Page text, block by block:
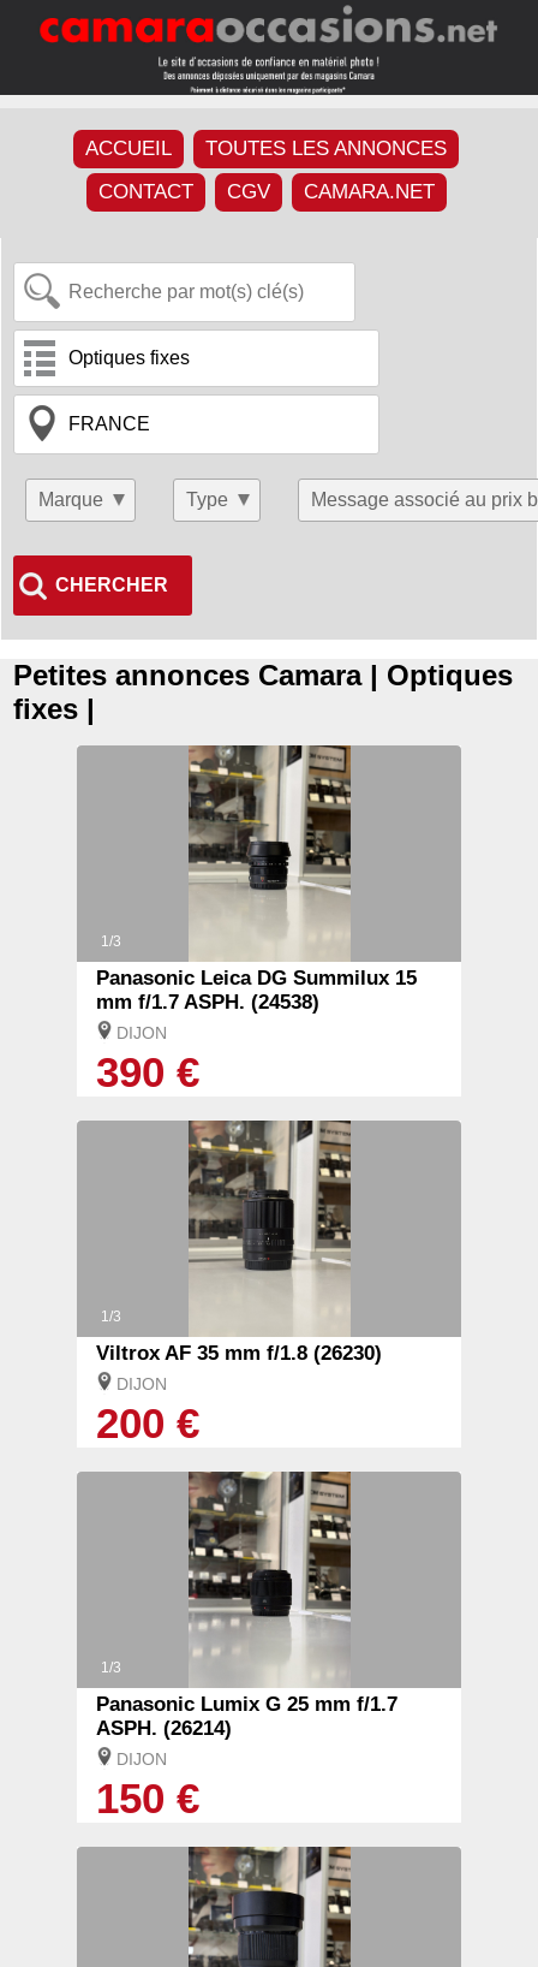
ACCUEIL
TOUTES LES ANNONCES
CONTACT
CGV CAMARA.NET
Marque Type Message associé au prix
CHERCHER
Petites annonces Camara | Optiques
fixes |
1/3
Panasonic Leica DG Summilux 15
mm f/1.7 ASPH. (24538)
DIJON
390 €
1/3
Viltrox AF 35 mm f/1.8 (26230)
DIJON
200 €
1/3
Panasonic Lumix G 25 mm f/1.7
ASPH. (26214)
DIJON
150 €